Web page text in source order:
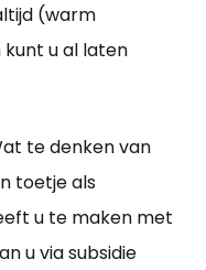
(warm
u al laten
te denken van
toetje als
u te maken met
u via subsidie